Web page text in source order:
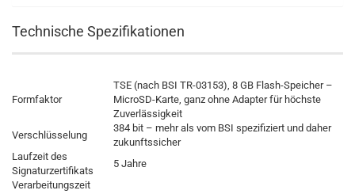
Technische Spezifikationen
Formfaktor
TSE (nach BSI TR-03153), 8 GB Flash-Speicher –
MicroSD-Karte, ganz ohne Adapter für höchste
Zuverlässigkeit
Verschlüsselung
384 bit – mehr als vom BSI spezifiziert und daher
zukunftssicher
Laufzeit des
Signaturzertifikats
5 Jahre
Verarbeitungszeit